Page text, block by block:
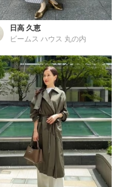
日高 久恵
ビームス ハウス 丸の内